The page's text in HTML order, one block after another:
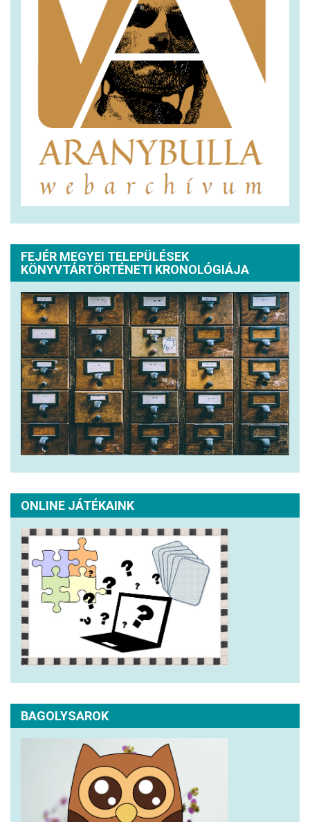
FEJÉR MEGYEI TELEPÜLÉSEK
KÖNYVTÁRTÖRTÉNETI KRONOLÓGIÁJA
ONLINE JÁTÉKAINK
BAGOLYSAROK